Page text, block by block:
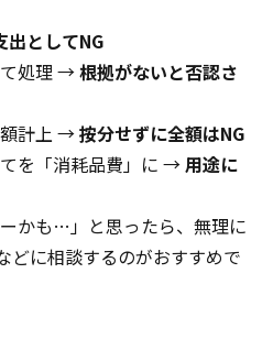
出としてNG
て処理 →根拠がないと否認さ
額計上 →按分せずに全額はNG
を「消耗品費」に →用途に
かも…」と思ったら、無理に
どに相談するのがおすすめで